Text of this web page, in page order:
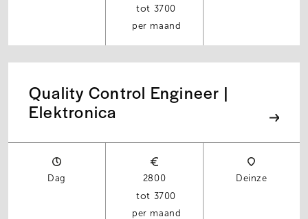
3700
per maand
Quality Control Engineer |
Elektronica
Dag
2800
3700
per maand
Deinze